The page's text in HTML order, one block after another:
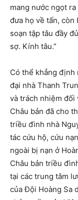
mang nước ngọt
đưa họ về tấn, còn
soạn tập tâu đầy
sợ. Kính tâu.”
Có thể khẳng
đại nhà Thanh
và trách nhiệm đối
Châu bản đã cho
triều đình nhà
tác cứu hộ, cứu
ngoài bị nạn ở
Châu bản triều
tại các trung tâm
của Đội Hoàng Sa